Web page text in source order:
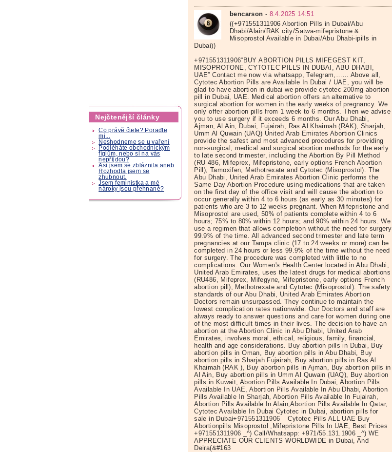
Nejčtenější články
Co právě čtete? Poraďte
mi...
Neshodneme se u vaření
Podléháte obchodnickým
fíglům, nebo si na vás
nepřijdou?
Asi jsem se zbláznila aneb
Rozhodla jsem se
zhubnout.
Jsem feministka a mé
nároky jsou přehnané?
bencarson - 8.4.2025 14:51
((+971551311906 Abortion Pills in Dubai/Abu
Dhabi/Alain/RAK city/Satwa-mifepristone &
Misoprostol Available in Dubai/Abu Dhabi-ipills in
Dubai))
+971551311906“BUY ABORTION PILLS MIFEGEST KIT,
MISOPROTONE, CYTOTEC PILLS IN DUBAI, ABU DHABI,
UAE” Contact me now via whatsapp, Telegram,…… Above all,
Cytotec Abortion Pills are Available In Dubai / UAE, you will be
glad to have abortion in dubai we provide cytotec 200mg abortion
pill in Dubai, UAE. Medical abortion offers an alternative to
surgical abortion for women in the early weeks of pregnancy. We
only offer abortion pills from 1 week to 6 months. Then we advise
you to use surgery if it exceeds 6 months. Our Abu Dhabi,
Ajman, Al Ain, Dubai, Fujairah, Ras Al Khaimah (RAK), Sharjah,
Umm Al Quwain (UAQ) United Arab Emirates Abortion Clinics
provide the safest and most advanced procedures for providing
non-surgical, medical and surgical abortion methods for the early
to late second trimester, including the Abortion By Pill Method
(RU 486, Mifeprex, Mifepristone, early options French Abortion
Pill), Tamoxifen, Methotrexate and Cytotec (Misoprostol). The
Abu Dhabi, United Arab Emirates Abortion Clinic performs the
Same Day Abortion Procedure using medications that are taken
on the first day of the office visit and will cause the abortion to
occur generally within 4 to 6 hours (as early as 30 minutes) for
patients who are 3 to 12 weeks pregnant. When Mifepristone and
Misoprostol are used, 50% of patients complete within 4 to 6
hours; 75% to 80% within 12 hours; and 90% within 24 hours. We
use a regimen that allows completion without the need for surgery
99.9% of the time. All advanced second trimester and late term
pregnancies at our Tampa clinic (17 to 24 weeks or more) can be
completed in 24 hours or less 99.9% of the time without the need
for surgery. The procedure was completed with little to no
complications. Our Women's Health Center located in Abu Dhabi,
United Arab Emirates, uses the latest drugs for medical abortions
(RU486, Mifeprex, Mifegyne, Mifepristone, early options French
abortion pill), Methotrexate and Cytotec (Misoprostol). The safety
standards of our Abu Dhabi, United Arab Emirates Abortion
Doctors remain unsurpassed. They continue to maintain the
lowest complication rates nationwide. Our Doctors and staff are
always ready to answer questions and care for women during one
of the most difficult times in their lives. The decision to have an
abortion at the Abortion Clinic in Abu Dhabi, United Arab
Emirates, involves moral, ethical, religious, family, financial,
health and age considerations. Buy abortion pills in Dubai, Buy
abortion pills in Oman, Buy abortion pills in Abu Dhabi, Buy
abortion pills in Sharjah Fujairah, Buy abortion pills in Ras Al
Khaimah (RAK ), Buy abortion pills in Ajman, Buy abortion pills in
Al Ain, Buy abortion pills in Umm Al Quwain (UAQ), Buy abortion
pills in Kuwait, Abortion Pills Available In Dubai, Abortion Pills
Available In UAE, Abortion Pills Available In Abu Dhabi, Abortion
Pills Available In Sharjah, Abortion Pills Available In Fujairah,
Abortion Pills Available In Alain,Abortion Pills Available In Qatar,
Cytotec Available In Dubai Cytotec in Dubai, abortion pills for
sale in Dubai+971551311906 _ Cytotec Pills ALL UAE Buy
Abortionpills Misoprostol ,Mifepristone Pills In UAE, Best Prices
+971551311906 _^) Call/Whatsapp: +971/55.131.1906 _^) WE
APPRECIATE OUR CLIENTS WORLDWIDE in Dubai, And
Deira(&#163